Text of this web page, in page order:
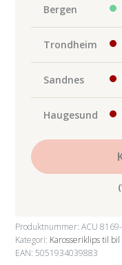
Bergen
Trondheim
Sandnes
Haugesund
Produktnummer:ACU
Kategori: Karosseriklips til
EAN: 5051934039883